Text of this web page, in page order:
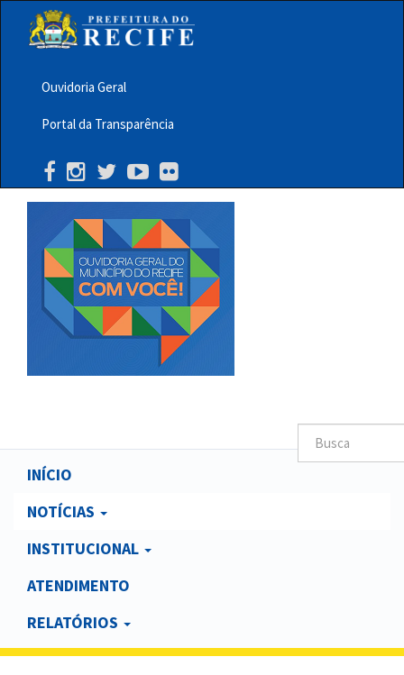
principalMenu
Barra
Topo
PCR
Ouvidoria Geral
Portal da Transparência
Main
navigation
INÍCIO
NOTÍCIAS
INSTITUCIONAL
ATENDIMENTO
RELATÓRIOS